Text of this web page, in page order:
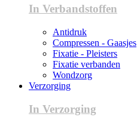
In Verbandstoffen
Antidruk
Compressen - Gaasjes
Fixatie - Pleisters
Fixatie verbanden
Wondzorg
Verzorging
In Verzorging